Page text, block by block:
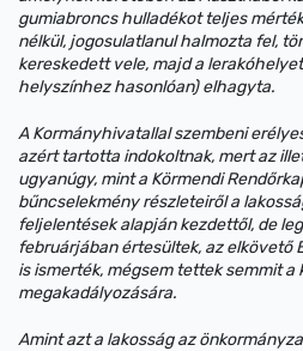
gumiabroncs hulladékot teljes
nélkül, jogosulatlanul halmozta fel,
kereskedett vele, majd a
helyszínhez hasonlóan) elhagyta.
A Kormányhivatallal szembeni
azért tartotta indokoltnak, mert az
ugyanúgy, mint a Körmendi
bűncselekmény részleteiről a
feljelentések alapján kezdettől, de
februárjában értesültek, az elkövető
is ismerték, mégsem tettek semmit
megakadályozására.
Amint azt a lakosság az